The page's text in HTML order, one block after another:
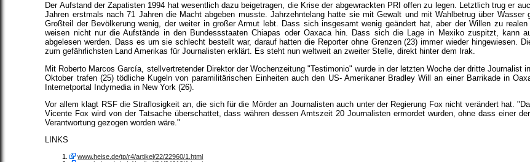
Der Aufstand der Zapatisten 1994 hat wesentlich dazu beigetragen, die Krise der abgewrackten PRI offen zu legen. Letztlich trug er
Jahren erstmals nach 71 Jahren die Macht abgeben musste. Jahrzehntelang hatte sie mit Gewalt und mit Wahlbetrug über Wasser
Großteil der Bevölkerung wenig, der weiter in großer Armut lebt. Dass sich insgesamt wenig geändert hat, aber der Willen zu realen
weisen nicht nur die Aufstände in den Bundessstaaten Chiapas oder Oaxaca hin. Dass sich die Lage in Mexiko zuspitzt, kann
abgelesen werden. Dass es um sie schlecht bestellt war, darauf hatten die Reporter ohne Grenzen (23) immer wieder hingewiesen.
zum gefährlichsten Land Amerikas für Journalisten erklärt. Es steht nun weltweit an zweiter Stelle, direkt hinter dem Irak.
Mit Roberto Marcos García, stellvertretender Direktor der Wochenzeitung "Testimonio" wurde in der letzten Woche der dritte Journalist
Oktober trafen (25) tödliche Kugeln von paramilitärischen Einheiten auch den US- Amerikaner Bradley Will an einer Barrikade in
Internetportal Indymedia in New York (26).
Vor allem klagt RSF die Straflosigkeit an, die sich für die Mörder an Journalisten auch unter der Regierung Fox nicht verändert hat.
Vicente Fox wird von der Tatsache überschattet, dass währen dessen Amtszeit 20 Journalisten ermordet wurden, ohne dass einer
Verantwortung gezogen worden wäre."
LINKS
www.heise.de/tp/r4/artikel/22/22960/1.html